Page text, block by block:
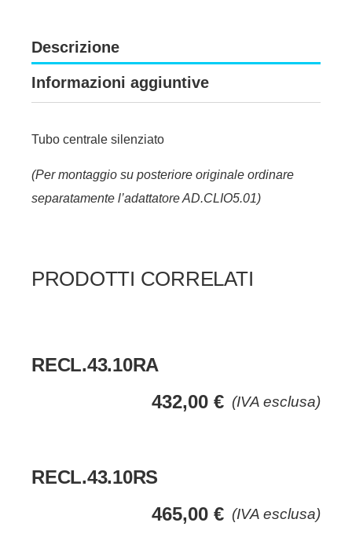
Descrizione
Informazioni aggiuntive
Tubo centrale silenziato
(Per montaggio su posteriore originale ordinare
separatamente l’adattatore AD.CLIO5.01)
PRODOTTI CORRELATI
RECL.43.10RA
(IVA esclusa)
432,00 €
RECL.43.10RS
(IVA esclusa)
465,00 €